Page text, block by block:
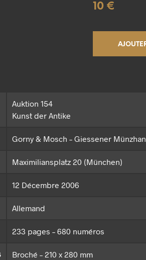
10 €
Auktion 154
Kunst der Antike
Gorny & Mosch – Giessener
Maximiliansplatz 20 (München)
12 Décembre 2006
Allemand
233 pages – 680 numéros
Broché – 210 x 280 mm